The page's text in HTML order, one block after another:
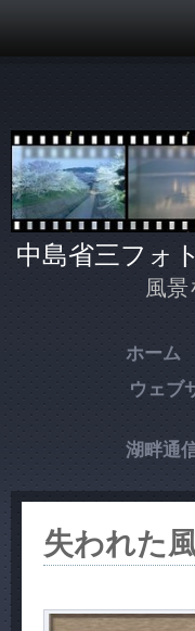
中島省三フォ
風景
ホーム
ウェブ
湖畔通
失われた